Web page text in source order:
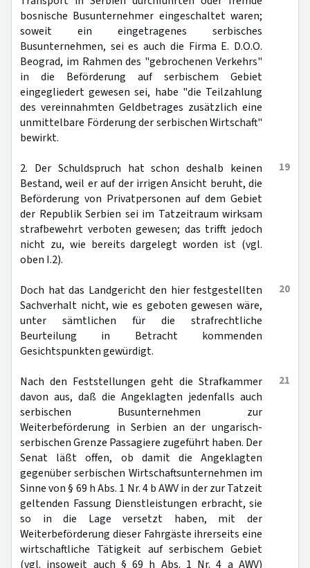
bosnische Busunternehmer eingeschaltet waren;
soweit ein eingetragenes serbisches
Busunternehmen, sei es auch die Firma E. D.O.O.
Beograd, im Rahmen des "gebrochenen Verkehrs"
in die Beförderung auf serbischem Gebiet
eingegliedert gewesen sei, habe "die Teilzahlung
des vereinnahmten Geldbetrages zusätzlich eine
unmittelbare Förderung der serbischen Wirtschaft"
bewirkt.
19
2. Der Schuldspruch hat schon deshalb keinen
Bestand, weil er auf der irrigen Ansicht beruht, die
Beförderung von Privatpersonen auf dem Gebiet
der Republik Serbien sei im Tatzeitraum wirksam
strafbewehrt verboten gewesen; das trifft jedoch
nicht zu, wie bereits dargelegt worden ist (vgl.
oben I.2).
20
Doch hat das Landgericht den hier festgestellten
Sachverhalt nicht, wie es geboten gewesen wäre,
unter sämtlichen für die strafrechtliche
Beurteilung in Betracht kommenden
Gesichtspunkten gewürdigt.
21
Nach den Feststellungen geht die Strafkammer
davon aus, daß die Angeklagten jedenfalls auch
serbischen Busunternehmen zur
Weiterbeförderung in Serbien an der ungarisch-
serbischen Grenze Passagiere zugeführt haben. Der
Senat läßt offen, ob damit die Angeklagten
gegenüber serbischen Wirtschaftsunternehmen im
Sinne von § 69 h Abs. 1 Nr. 4 b AWV in der zur Tatzeit
geltenden Fassung Dienstleistungen erbracht, sie
so in die Lage versetzt haben, mit der
Weiterbeförderung dieser Fahrgäste ihrerseits eine
wirtschaftliche Tätigkeit auf serbischem Gebiet
(vgl. insoweit auch § 69 h Abs. 1 Nr. 4 a AWV)